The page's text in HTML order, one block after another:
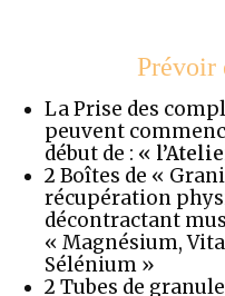
Prévoir
La Prise des
peuvent
début de : «
2 Boîtes de «
récupération
décontractant
« Magnésium,
Sélénium »
2 Tubes de